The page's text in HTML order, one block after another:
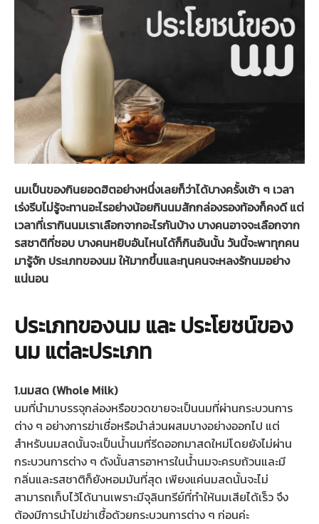
นมเป็นของกินยอดฮิตอย่างหนึ่งเลยก็ว่าได้บางครั้งเช้า ๆ เวลา
เร่งรีบไม่รู้จะทานอะไรอย่างน้อยกินนมสักกล่องรองท้องก็คงดี แต่
เวลาที่เรากินนมเราเลือกจากอะไรกันบ้าง บางคนอาจจะเลือกจาก
รสชาติที่ชอบ บางคนหยิบอันไหนได้ก็กินอันนั้น วันนี้จะพาทุกคน
มารู้จัก ประเภทของนม ให้มากขึ้นและทุนคนจะหลงรักนมอย่าง
แน่นอน
ประเภทของนม และ ประโยชน์ของ
นม แต่ละประเภท
1.นมสด (Whole Milk)
นมที่นำมาบรรจุกล่องหรือขวดขายจะเป็นนมที่ผ่านกระบวนการ
ต่าง ๆ อย่างการฆ่าเชื่อหรือนำส่วนผสมบางอย่างออกไป แต่
สำหรับนมสดนั้นจะเป็นน้ำนมที่รีดออกมาสดใหม่โดยยังไม่ผ่าน
กระบวนการต่าง ๆ ดังนั้นสารอาหารในน้ำนมจะครบถ้วนและมี
กลิ่นและรสชาติก็ยังหอมมันที่สุด เพียงแค่นมสดนั้นจะไม่
สามารถเก็บไว้ได้นานเพราะมีจุลินทรีย์ที่ทำให้นมเสียได้เร็ว จึง
ต้องมีการนำไปฆ่าเชื้อด้วยกระบวนการต่าง ๆ ก่อนค่ะ